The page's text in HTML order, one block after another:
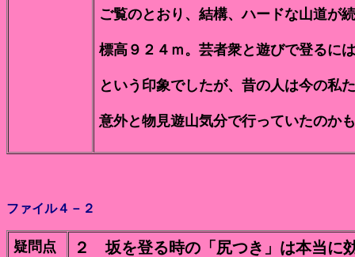
ご覧のとおり、結構、ハードな山道が
標高９２４ｍ。芸者衆と遊びで登るに
という印象でしたが、昔の人は今の私
意外と物見遊山気分で行っていたのか
ファイル４－２
疑問点 ２ 坂を登る時の「尻つき」は本当に